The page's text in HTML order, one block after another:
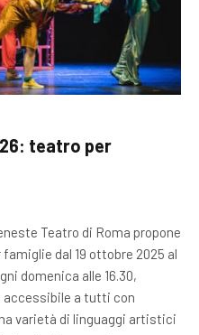
teatro per
Teatro di Roma propone
dal 19 ottobre 2025 al
domenica alle 16.30,
accessibile a tutti con
varietà di linguaggi artistici